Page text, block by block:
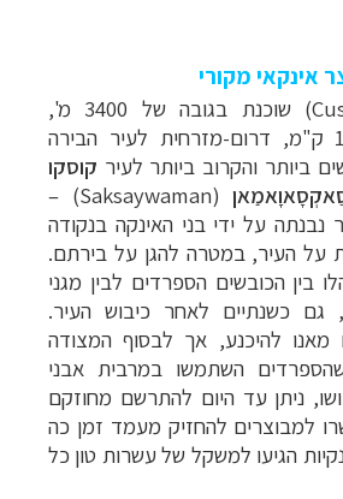
אינקאי מקורי
) שוכנת בגובה של 3400 מ',
ביותר והקרוב ביותר לעיר קוסקו
(
Saksaywaman
)
–
נבנתה על ידי בני האינקה בנקודה
על העיר, במטרה להגן על בירתם.
בין הכובשים הספרדים לבין מגני
גם כשנתיים לאחר כיבוש העיר.
מאנו להיכנע, אך לבסוף המצודה
השתמשו במרבית אבני
ניתן עד היום להתרשם מחוזקם
למבוצרים להחזיק מעמד זמן כה
הגיעו למשקל של עשרות טון כל